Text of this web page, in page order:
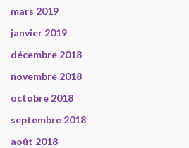
mars 2019
janvier 2019
décembre 2018
novembre 2018
octobre 2018
septembre 2018
août 2018